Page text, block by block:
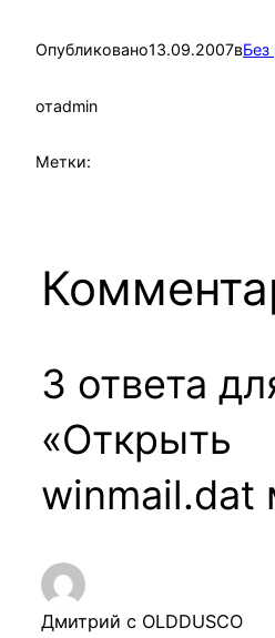
Опубликовано13.09.2007вБез
отadmin
Метки:
3 ответа
«Открыть
winmail.dat
Дмитрий с OLDDUSCO